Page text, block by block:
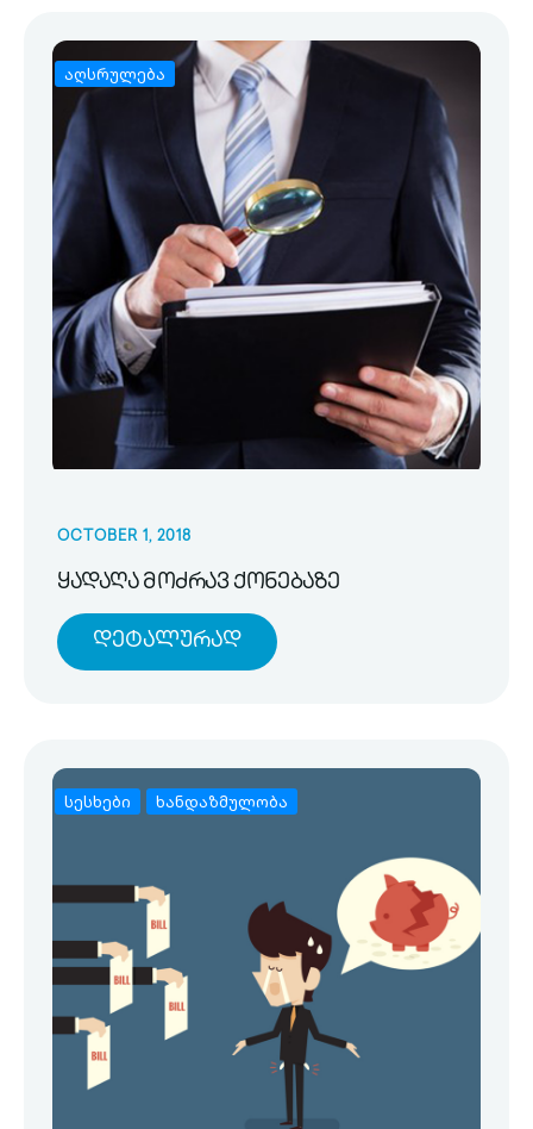
აღსრულება
OCTOBER 1, 2018
ყადაღა მოძრავ ქონებაზე
Დეტალურად
სესხები ხანდაზმულობა